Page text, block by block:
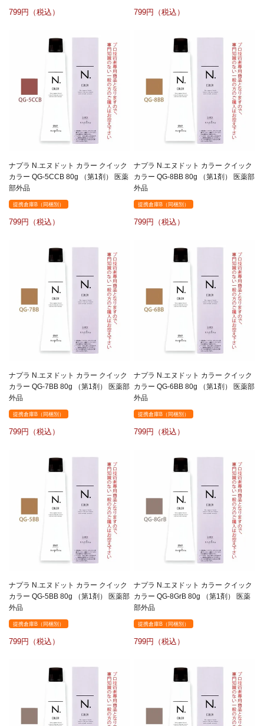
799 799
ナプラ N.エヌドット カラー クイック
カラー QG-5CCB 80g （第1剤） 医薬
部外品
提携倉庫B（同梱別）
799
ナプラ N.エヌドット カラー クイック
カラー QG-8BB 80g （第1剤） 医薬部
外品
提携倉庫B（同梱別）
799
ナプラ N.エヌドット カラー クイック
カラー QG-7BB 80g （第1剤） 医薬部
外品
提携倉庫B（同梱別）
799
ナプラ N.エヌドット カラー クイック
カラー QG-6BB 80g （第1剤） 医薬部
外品
提携倉庫B（同梱別）
799
ナプラ N.エヌドット カラー クイック
カラー QG-5BB 80g （第1剤） 医薬部
外品
提携倉庫B（同梱別）
799
ナプラ N.エヌドット カラー クイック
カラー QG-8GrB 80g （第1剤） 医薬
部外品
提携倉庫B（同梱別）
799